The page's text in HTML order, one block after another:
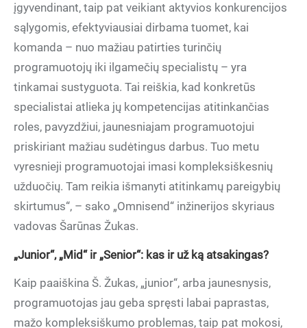
įgyvendinant, taip pat veikiant aktyvios konkurencijos
sąlygomis, efektyviausiai dirbama tuomet, kai
komanda – nuo mažiau patirties turinčių
programuotojų iki ilgamečių specialistų – yra
tinkamai sustyguota. Tai reiškia, kad konkretūs
specialistai atlieka jų kompetencijas atitinkančias
roles, pavyzdžiui, jaunesniajam programuotojui
priskiriant mažiau sudėtingus darbus. Tuo metu
vyresnieji programuotojai imasi kompleksiškesnių
užduočių. Tam reikia išmanyti atitinkamų pareigybių
skirtumus“, – sako „Omnisend“ inžinerijos skyriaus
vadovas Šarūnas Žukas.
„Junior“, „Mid“ ir „Senior“: kas ir už ką atsakingas?
Kaip paaiškina Š. Žukas, „junior“, arba jaunesnysis,
programuotojas jau geba spręsti labai paprastas,
mažo kompleksiškumo problemas, taip pat mokosi,